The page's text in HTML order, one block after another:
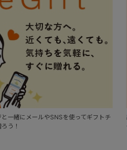
一緒にメールやSNSを使ってギフトチ
う！